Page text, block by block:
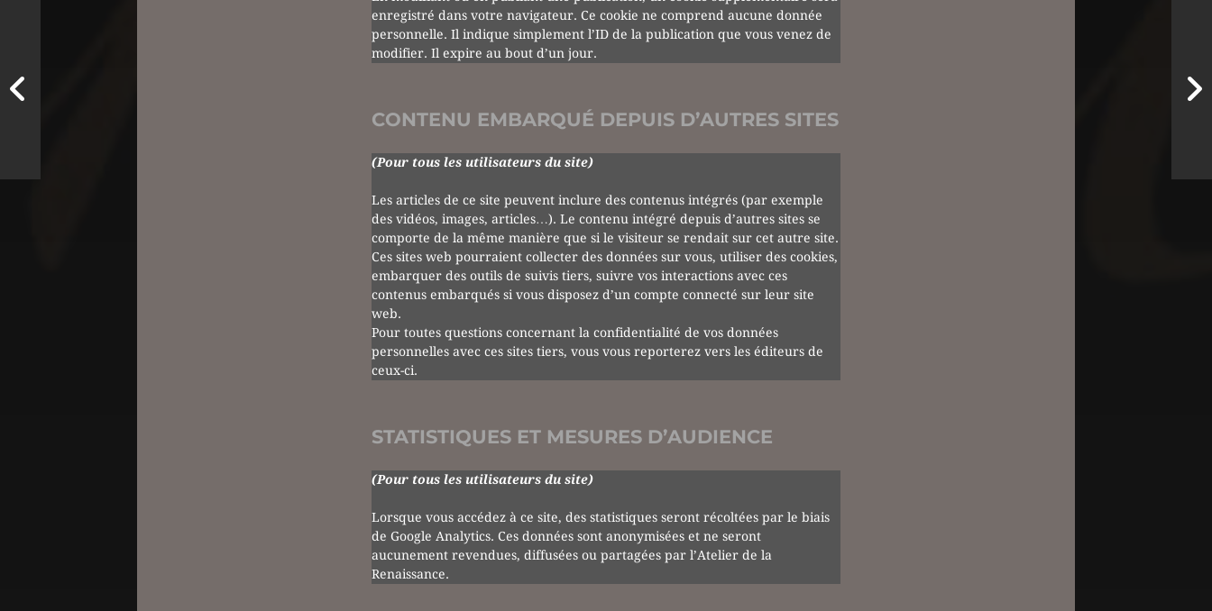
enregistré dans votre navigateur. Ce cookie ne comprend aucune donnée
personnelle. Il indique simplement l’ID de la publication que vous venez de
modifier. Il expire au bout d’un jour.
CONTENU EMBARQUÉ DEPUIS D’AUTRES SITES
(Pour tous les utilisateurs du site)
Les articles de ce site peuvent inclure des contenus intégrés (par exemple
des vidéos, images, articles…). Le contenu intégré depuis d’autres sites se
comporte de la même manière que si le visiteur se rendait sur cet autre site.
Ces sites web pourraient collecter des données sur vous, utiliser des cookies,
embarquer des outils de suivis tiers, suivre vos interactions avec ces
contenus embarqués si vous disposez d’un compte connecté sur leur site
web.
Pour toutes questions concernant la confidentialité de vos données
personnelles avec ces sites tiers, vous vous reporterez vers les éditeurs de
ceux-ci.
STATISTIQUES ET MESURES D’AUDIENCE
(Pour tous les utilisateurs du site)
Lorsque vous accédez à ce site, des statistiques seront récoltées par le biais
de Google Analytics. Ces données sont anonymisées et ne seront
aucunement revendues, diffusées ou partagées par l’Atelier de la
Renaissance.